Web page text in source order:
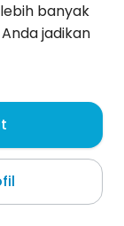
proszę!
banyak
jadikan